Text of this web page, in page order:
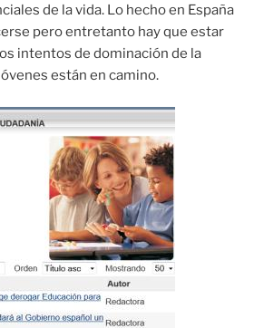
de la vida. Lo hecho en España
pero entretanto hay que estar
intentos de dominación de la
están en camino.